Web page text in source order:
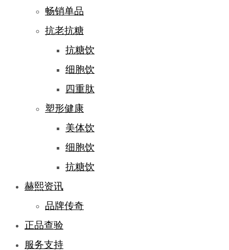
畅销单品
抗老抗糖
抗糖饮
细胞饮
四重肽
塑形健康
美体饮
细胞饮
抗糖饮
赫熙资讯
品牌传奇
正品查验
服务支持